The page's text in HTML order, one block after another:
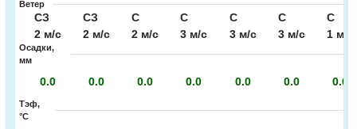
Ветер
СЗ
2 м/с
СЗ
2 м/с
С
2 м/с
С
3 м/с
С
3 м/с
С
3 м/с
С
1 м/с
Осадки,
мм
0.0 0.0 0.0 0.0 0.0 0.0 0.0
Тэф,
°C